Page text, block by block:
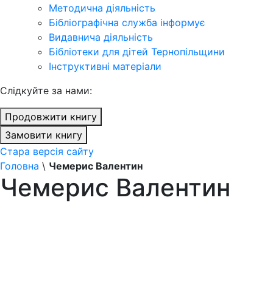
Методична діяльність
Бібліографічна служба інформує
Видавнича діяльність
Бібліотеки для дітей Тернопільщини
Інструктивні матеріали
Cлідкуйте за нами:
Продовжити книгу
Замовити книгу
Стара версія сайту
Головна \ Чемерис Валентин
Чемерис Валентин